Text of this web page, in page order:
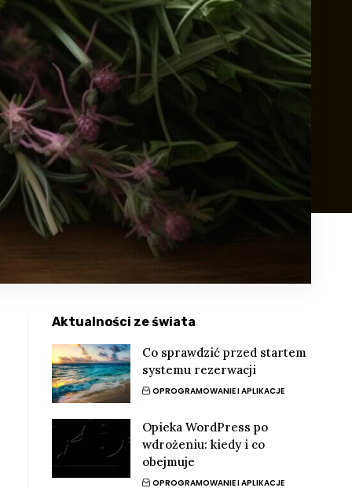
Aktualności ze świata
Co sprawdzić przed startem
systemu rezerwacji
OPROGRAMOWANIE I APLIKACJE
Opieka WordPress po
wdrożeniu: kiedy i co
obejmuje
OPROGRAMOWANIE I APLIKACJE